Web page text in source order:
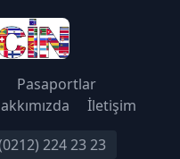
Pasaportlar
İletişim
224 23 23